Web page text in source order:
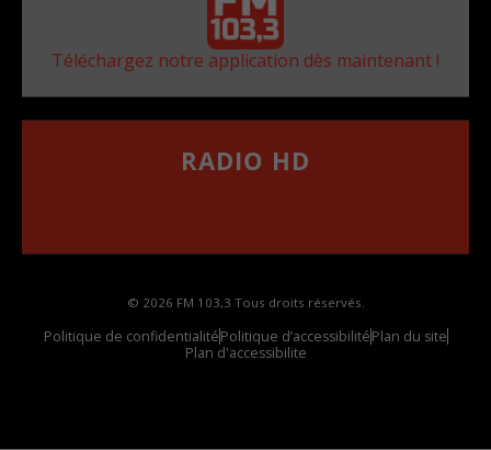
Téléchargez notre application dès maintenant !
RADIO HD
© 2026 FM 103,3 Tous droits réservés.
Politique de confidentialitéPolitique d’accessibilitéPlan du site
Plan d'accessibilite